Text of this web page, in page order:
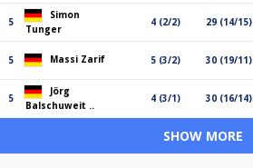
5
Simon
Tunger
4 (2/2) 29 (14/15)
5 Massi Zarif 5 (3/2) 30 (19/11)
5
Jörg
Balschuweit ..
4 (3/1) 30 (16/14)
SHOW MORE